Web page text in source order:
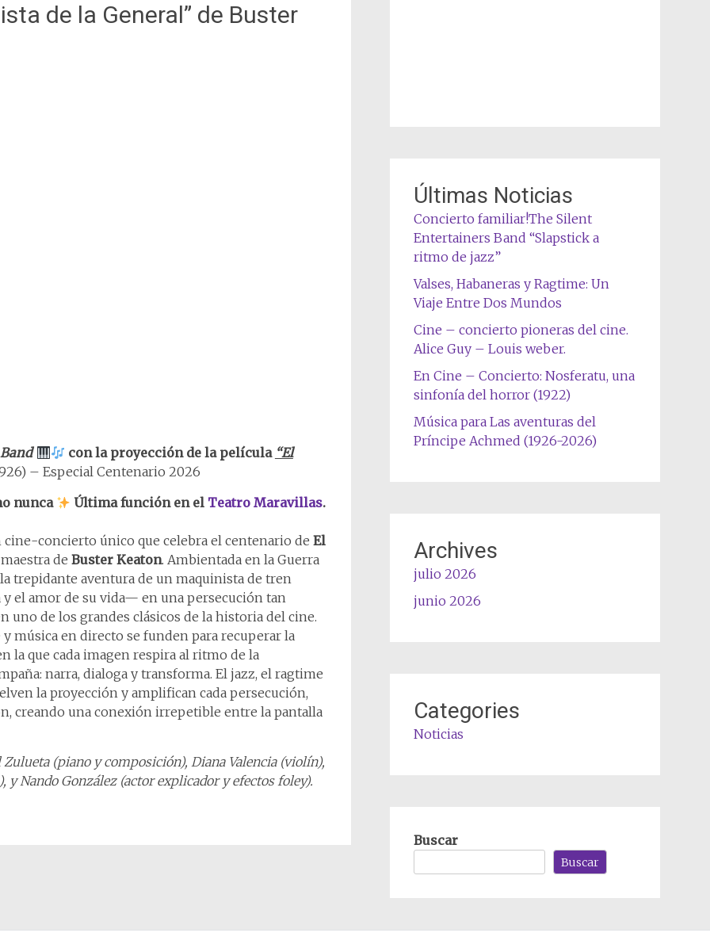
de la General” de Buster
con la proyección de la película “El
– Especial Centenario 2026
nunca
Última función en el Teatro Maravillas.
concierto único que celebra el centenario de El
de Buster Keaton. Ambientada en la Guerra
trepidante aventura de un maquinista de tren
el amor de su vida— en una persecución tan
uno de los grandes clásicos de la historia del cine.
música en directo se funden para recuperar la
la que cada imagen respira al ritmo de la
narra, dialoga y transforma. El jazz, el ragtime
la proyección y amplifican cada persecución,
creando una conexión irrepetible entre la pantalla
(piano y composición), Diana Valencia (violín),
Nando González (actor explicador y efectos foley).
Últimas Noticias
Concierto familiar!The Silent
Entertainers Band “Slapstick a
ritmo de jazz”
Valses, Habaneras y Ragtime: Un
Viaje Entre Dos Mundos
Cine – concierto pioneras del cine.
Alice Guy – Louis weber.
En Cine – Concierto: Nosferatu, una
sinfonía del horror (1922)
Música para Las aventuras del
Príncipe Achmed (1926-2026)
Archives
julio 2026
junio 2026
Categories
Noticias
Buscar
Buscar